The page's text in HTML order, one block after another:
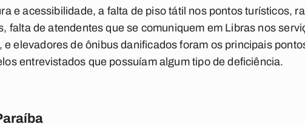
e acessibilidade, a falta de piso tátil nos pontos turísticos,
falta de atendentes que se comuniquem em Libras nos
e elevadores de ônibus danificados foram os principais
entrevistados que possuíam algum tipo de deficiência.